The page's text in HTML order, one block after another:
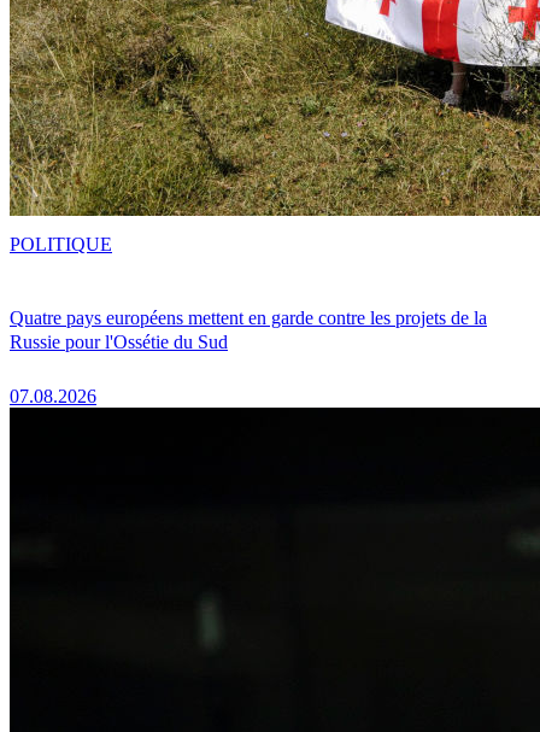
Quatre pays européens mettent en garde contre les projets de la
Russie pour l'Ossétie du Sud
07.08.2026
POLITIQUE